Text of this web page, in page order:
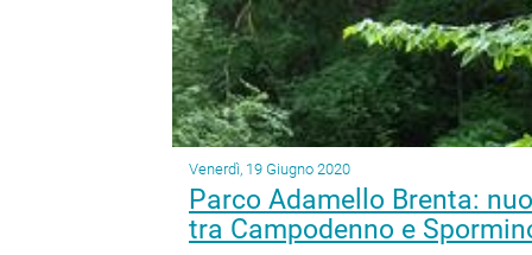
Venerdì, 19 Giugno 2020
Parco Adamello Brenta:
tra Campodenno e